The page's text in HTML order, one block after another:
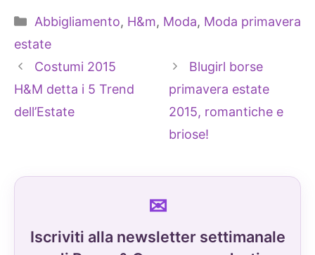
Categorie
Abbigliamento, H&m, Moda, Moda primavera
estate
Costumi 2015
H&M detta i 5 Trend
dell’Estate
Blugirl borse
primavera estate
2015, romantiche e
briose!
Iscriviti alla newsletter settimanale